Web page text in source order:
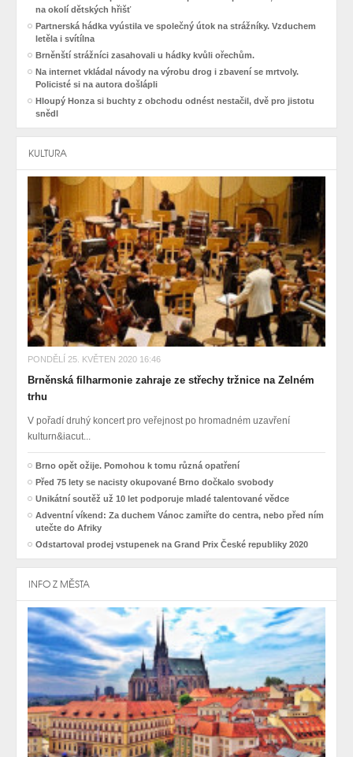
na okolí dětských hřišť
Partnerská hádka vyústila ve společný útok na strážníky. Vzduchem
letěla i svítílna
Brněnští strážníci zasahovali u hádky kvůli ořechům.
Na internet vkládal návody na výrobu drog i zbavení se mrtvoly.
Policisté si na autora došlápli
Hloupý Honza si buchty z obchodu odnést nestačil, dvě pro jistotu
snědl
KULTURA
PONDĚLÍ 25. KVĚTEN 2020 16:46
Brněnská filharmonie zahraje ze střechy tržnice na Zelném
trhu
V pořadí druhý koncert pro veřejnost po hromadném uzavření
kulturn&iacut...
Brno opět ožije. Pomohou k tomu různá opatření
Před 75 lety se nacisty okupované Brno dočkalo svobody
Unikátní soutěž už 10 let podporuje mladé talentované vědce
Adventní víkend: Za duchem Vánoc zamiřte do centra, nebo před ním
utečte do Afriky
Odstartoval prodej vstupenek na Grand Prix České republiky 2020
INFO Z MĚSTA